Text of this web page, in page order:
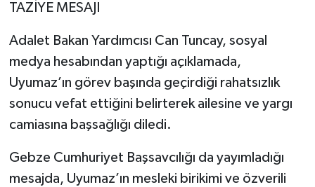
TAZİYE MESAJI
Adalet Bakan Yardımcısı Can Tuncay, sosyal
medya hesabından yaptığı açıklamada,
Uyumaz’ın görev başında geçirdiği rahatsızlık
sonucu vefat ettiğini belirterek ailesine ve yargı
camiasına başsağlığı diledi.
Gebze Cumhuriyet Başsavcılığı da yayımladığı
mesajda, Uyumaz’ın mesleki birikimi ve özverili